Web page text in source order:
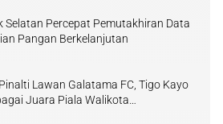
Selatan Percepat Pemutakhiran Data
Pangan Berkelanjutan
Lawan Galatama FC, Tigo Kayo
Juara Piala Walikota